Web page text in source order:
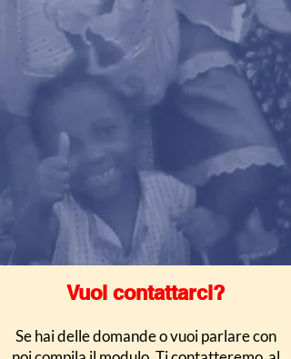
Vuoi contattarci?
Se hai delle domande o vuoi parlare con